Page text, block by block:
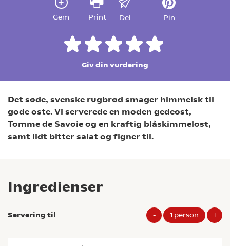
Gem Print Del Pin
Giv din vurdering
Det søde, svenske rugbrød smager himmelsk til
gode oste. Vi serverede en moden gedeost,
Tomme de Savoie og en kraftig blåskimmelost,
samt lidt bitter salat og figner til.
Ingredienser
Servering til - 1 person +